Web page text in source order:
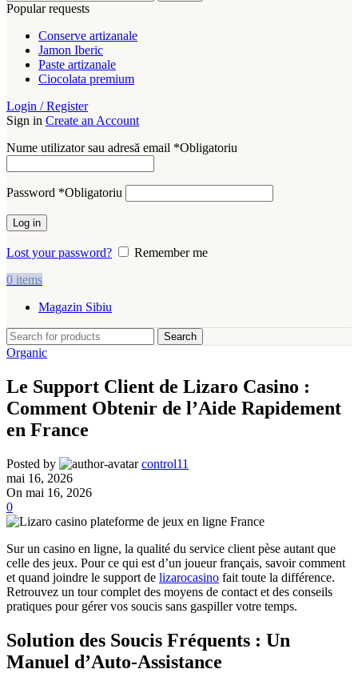
Popular requests
Conserve artizanale
Jamon Iberic
Paste artizanale
Ciocolata premium
Login / Register
Sign in Create an Account
Nume utilizator sau adresă email *Obligatoriu
Password *Obligatoriu
Log in
Lost your password?
Remember me
0 items
Magazin Sibiu
Search
Organic
Le Support Client de Lizaro Casino :
Comment Obtenir de l’Aide Rapidement
en France
Posted by
control11
mai 16, 2026
On mai 16, 2026
0
Sur un casino en ligne, la qualité du service client pèse autant que
celle des jeux. Pour ce qui est d’un joueur français, savoir comment
et quand joindre le support de lizarocasino fait toute la différence.
Retrouvez un tour complet des moyens de contact et des conseils
pratiques pour gérer vos soucis sans gaspiller votre temps.
Solution des Soucis Fréquents : Un
Manuel d’Auto-Assistance